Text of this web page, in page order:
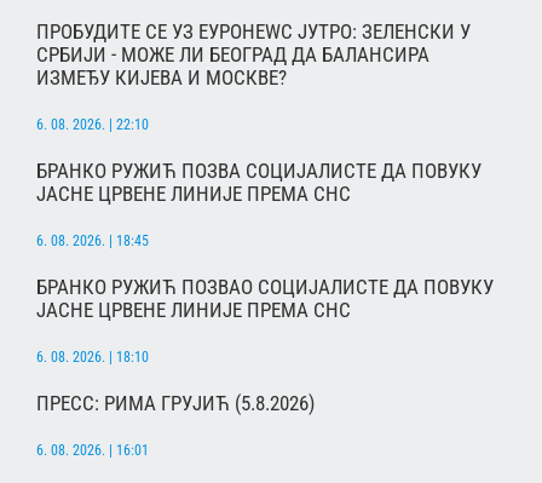
ПРОБУДИТЕ СЕ УЗ ЕУРОНЕWС ЈУТРО: ЗЕЛЕНСКИ У
СРБИЈИ - МОЖЕ ЛИ БЕОГРАД ДА БАЛАНСИРА
ИЗМЕЂУ КИЈЕВА И МОСКВЕ?
6. 08. 2026. | 22:10
БРАНКО РУЖИЋ ПОЗВА СОЦИЈАЛИСТЕ ДА ПОВУКУ
ЈАСНЕ ЦРВЕНЕ ЛИНИЈЕ ПРЕМА СНС
6. 08. 2026. | 18:45
БРАНКО РУЖИЋ ПОЗВАО СОЦИЈАЛИСТЕ ДА ПОВУКУ
ЈАСНЕ ЦРВЕНЕ ЛИНИЈЕ ПРЕМА СНС
6. 08. 2026. | 18:10
ПРЕСС: РИМА ГРУЈИЋ (5.8.2026)
6. 08. 2026. | 16:01